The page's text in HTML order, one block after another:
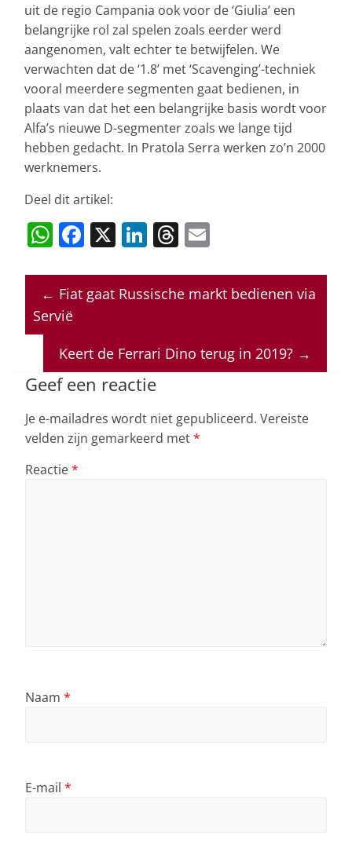
uit de regio Campania ook voor de ‘Giulia’ een
belangrijke rol zal spelen zoals eerder werd
aangenomen, valt echter te betwijfelen. We
verwachten dat de ‘1.8’ met ‘Scavenging’-techniek
vooral meerdere segmenten gaat bedienen, in
plaats van dat het een belangrijke basis wordt voor
Alfa’s nieuwe D-segmenter zoals we lange tijd
hebben gedacht. In Pratola Serra werken zo’n 2000
werknemers.
Deel dit artikel:
W
at
s
p
p
F
c
e
o
o
k
X Li
k
e
n
T
re
a
s
ai
l
← Fiat gaat Russische markt bedienen via
Servië
Keert de Ferrari Dino terug in 2019? →
Geef een reactie
Je e-mailadres wordt niet gepubliceerd. Vereiste
velden zijn gemarkeerd met*
Reactie*
Naam *
E-mail *